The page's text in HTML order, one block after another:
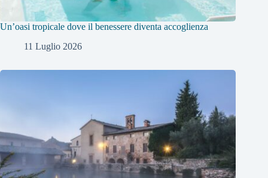
Un’oasi tropicale dove il benessere diventa accoglienza
11 Luglio 2026